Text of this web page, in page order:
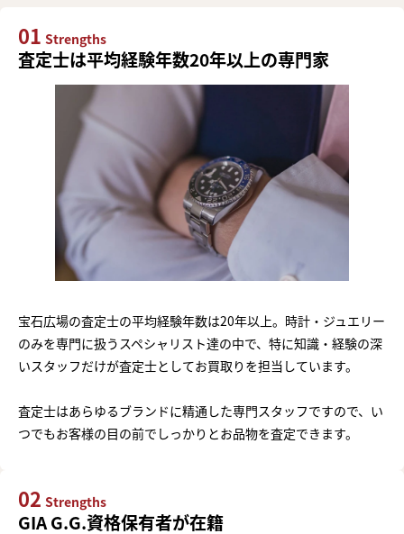
01 Strengths
査定士は平均経験年数20年以上の専門家
宝石広場の査定士の平均経験年数は20年以上。時計・ジュエリー
のみを専門に扱うスペシャリスト達の中で、特に知識・経験の深
いスタッフだけが査定士としてお買取りを担当しています。
査定士はあらゆるブランドに精通した専門スタッフですので、い
つでもお客様の目の前でしっかりとお品物を査定できます。
02 Strengths
GIA G.G.資格保有者が在籍